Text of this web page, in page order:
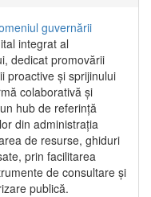
guvernării
integrat al
dedicat promovării
proactive și sprijinului
colaborativă și
hub de referință
din administrația
de resurse, ghiduri
prin facilitarea
de consultare și
publică.